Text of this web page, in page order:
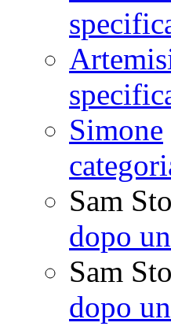
Simone
Sam
dopo
Sam
dopo